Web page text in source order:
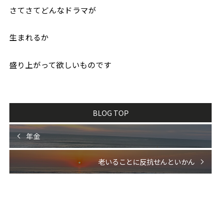
さてさてどんなドラマが
生まれるか
盛り上がって欲しいものです
BLOG TOP
年金
老いることに反抗せんといかん